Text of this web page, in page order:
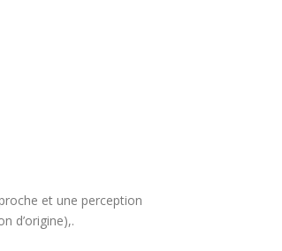
et une perception
d’origine),.